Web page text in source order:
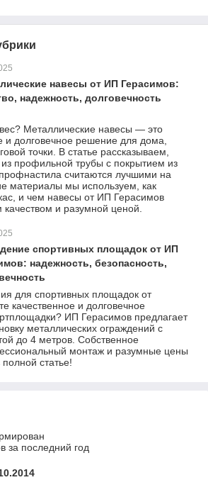
навесы от ИП Герасимов:
надежность, долговечность
Металлические навесы — это
и долговечное решение для дома,
точки. В статье рассказываем,
из профильной трубы с покрытием из
считаются лучшими на
материалы мы используем, как
и чем навесы от ИП Герасимов
и разумной ценой.
спортивных площадок от ИП
надежность, безопасность,
для спортивных площадок от
качественное и долговечное
ИП Герасимов предлагает
металлических ограждений с
до 4 метров. Собственное
монтаж и разумные цены
статье!
за последний год